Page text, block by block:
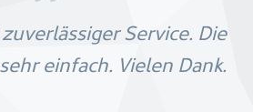
Service. Die
einfach. Vielen Dank.